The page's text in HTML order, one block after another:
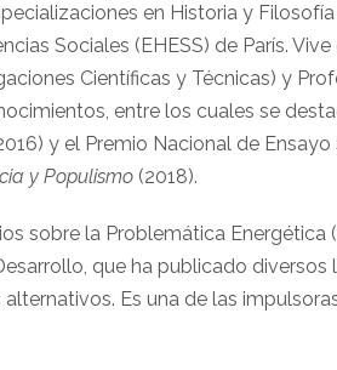
en Historia y Filosofía
Sociales (EHESS) de Parí­s.
Científicas y Técnicas) y
entre los cuales se
y el Premio Nacional de
y Populismo (2018).
sobre la Problemática Energética (
que ha publicado diversos
Es una de las